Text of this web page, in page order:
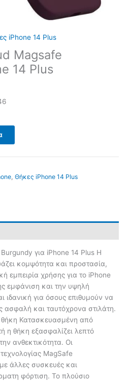
iPhone 14 Plus
Magsafe
14 Plus
Θήκες iPhone 14 Plus
για iPhone 14 Plus Η
κομψότητα και προστασία,
εμπειρία χρήσης για το iPhone
εμφάνιση και την υψηλή
ιδανική για όσους επιθυμούν να
ασφαλή και ταυτόχρονα στιλάτη.
θήκη Κατασκευασμένη από
η θήκη εξασφαλίζει λεπτό
ανθεκτικότητα. Οι
MagSafe
άλλες συσκευές και
φόρτιση. Το πλούσιο